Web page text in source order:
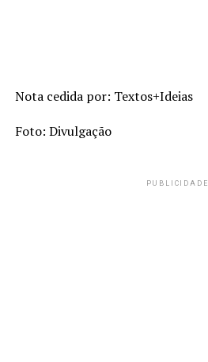
Nota cedida por: Textos+Ideias
Foto: Divulgação
PUBLICIDADE